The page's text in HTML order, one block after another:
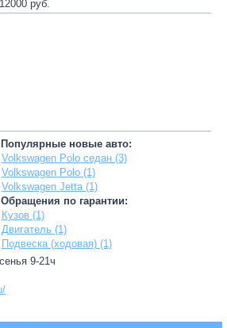
руб.
Популярные новые авто:
Volkswagen Polo седан (3)
Volkswagen Polo (1)
Volkswagen Jetta (1)
Обращения по гарантии:
Кузов (1)
Двигатель (1)
Подвеска (ходовая) (1)
9-21ч